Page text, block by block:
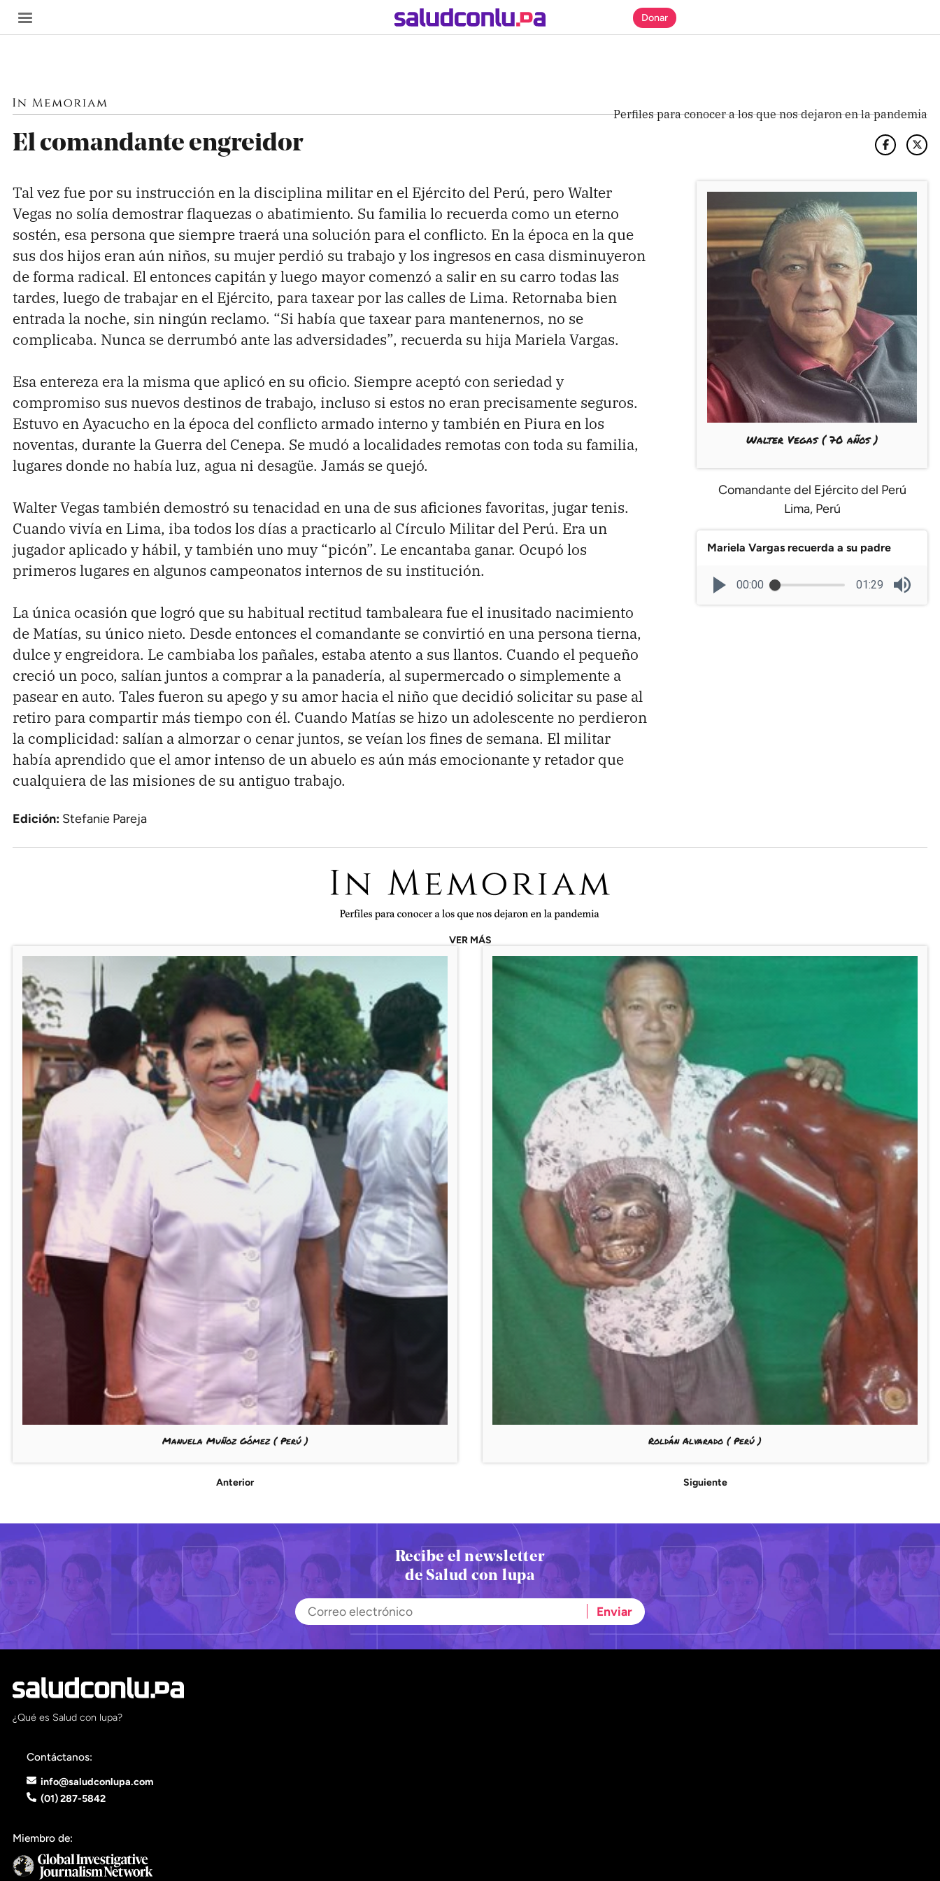
SECCIONES
Noticias
Especiales
Nosotros
Comprueba
Climatopedia
Salud mental
Género
Sobremesa
Entrevistas
Opinión
Biblioterapia
APÓYANOS
Pon tu lupa sobre lo
que importa
Dona aquí
RECIBE NUESTRO BOLETÍN
Donar
Perfiles para conocer a los que nos dejaron en la pandemia
El comandante engreidor
Tal vez fue por su instrucción en la disciplina militar en el Ejército del Perú, pero Walter
Vegas no solía demostrar flaquezas o abatimiento. Su familia lo recuerda como un eterno
sostén, esa persona que siempre traerá una solución para el conflicto. En la época en la que
sus dos hijos eran aún niños, su mujer perdió su trabajo y los ingresos en casa disminuyeron
de forma radical. El entonces capitán y luego mayor comenzó a salir en su carro todas las
tardes, luego de trabajar en el Ejército, para taxear por las calles de Lima. Retornaba bien
entrada la noche, sin ningún reclamo. “Si había que taxear para mantenernos, no se
complicaba. Nunca se derrumbó ante las adversidades”, recuerda su hija Mariela Vargas.
Esa entereza era la misma que aplicó en su oficio. Siempre aceptó con seriedad y
compromiso sus nuevos destinos de trabajo, incluso si estos no eran precisamente seguros.
Estuvo en Ayacucho en la época del conflicto armado interno y también en Piura en los
noventas, durante la Guerra del Cenepa. Se mudó a localidades remotas con toda su familia,
lugares donde no había luz, agua ni desagüe. Jamás se quejó.
Walter Vegas también demostró su tenacidad en una de sus aficiones favoritas, jugar tenis.
Cuando vivía en Lima, iba todos los días a practicarlo al Círculo Militar del Perú. Era un
jugador aplicado y hábil, y también uno muy “picón”. Le encantaba ganar. Ocupó los
primeros lugares en algunos campeonatos internos de su institución.
La única ocasión que logró que su habitual rectitud tambaleara fue el inusitado nacimiento
de Matías, su único nieto. Desde entonces el comandante se convirtió en una persona tierna,
dulce y engreidora. Le cambiaba los pañales, estaba atento a sus llantos. Cuando el pequeño
creció un poco, salían juntos a comprar a la panadería, al supermercado o simplemente a
pasear en auto. Tales fueron su apego y su amor hacia el niño que decidió solicitar su pase al
retiro para compartir más tiempo con él. Cuando Matías se hizo un adolescente no perdieron
la complicidad: salían a almorzar o cenar juntos, se veían los fines de semana. El militar
había aprendido que el amor intenso de un abuelo es aún más emocionante y retador que
cualquiera de las misiones de su antiguo trabajo.
Walter Vegas( 70 años )
Comandante del Ejército del Perú
Lima, Perú
Mariela Vargas recuerda a su padre
00:00 01:29
Edición:Stefanie Pareja
VER MÁS
Manuela Muñoz Gómez( Perú )
Anterior
Roldán Alvarado ( Perú )
Siguiente
Recibe el newsletter
de Salud con lupa
¿Qué es Salud con lupa?
Contáctanos:
info@saludconlupa.com
(01) 287-5842
Miembro de: